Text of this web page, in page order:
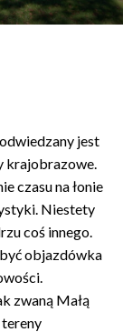
jest
krajobrazowe.
czasu na łonie
Niestety
coś innego.
objazdówka
zwaną Małą